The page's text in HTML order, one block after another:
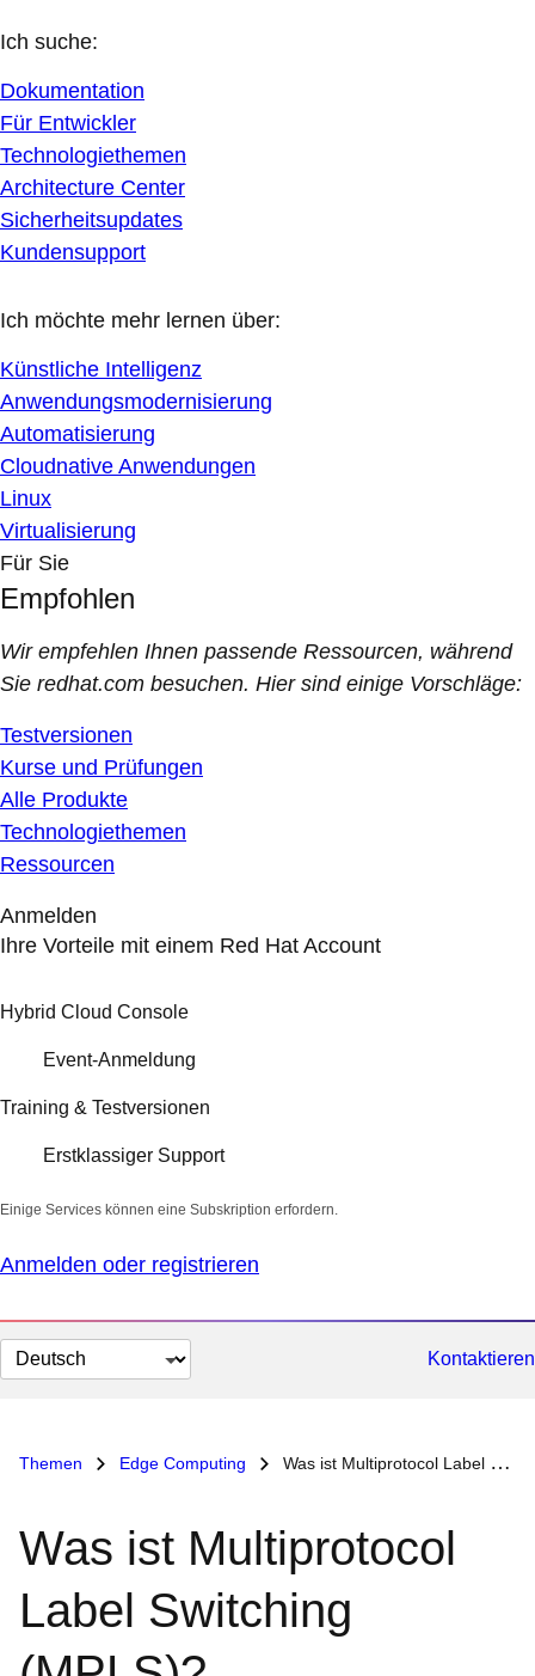
Ich suche:
Dokumentation
Für Entwickler
Technologiethemen
Architecture Center
Sicherheitsupdates
Kundensupport
Ich möchte mehr lernen über:
Künstliche Intelligenz
Anwendungsmodernisierung
Automatisierung
Cloudnative Anwendungen
Linux
Virtualisierung
Für Sie
Empfohlen
Wir empfehlen Ihnen passende Ressourcen, während
Sie redhat.com besuchen. Hier sind einige Vorschläge:
Testversionen
Kurse und Prüfungen
Alle Produkte
Technologiethemen
Ressourcen
Anmelden
Ihre Vorteile mit einem Red Hat Account
Hybrid Cloud Console
Event-Anmeldung
Training & Testversionen
Erstklassiger Support
Einige Services können eine Subskription erfordern.
Anmelden oder registrieren
Sprache
auswählen
Kontaktieren
Themen Edge Computing Was ist Multiprotocol Label Switching (MPLS)?
Was ist Multiprotocol
Label Switching